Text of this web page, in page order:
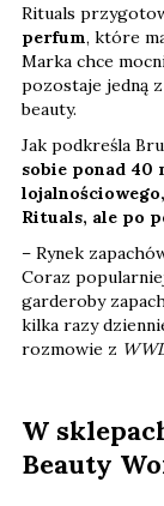
Rituals
perfum, które
Marka chce
pozostaje jedną
beauty.
Jak podkreśla
sobie ponad 40
Rituals, ale po
– Rynek
Coraz
garderoby
kilka razy
rozmowie z
W
Beauty